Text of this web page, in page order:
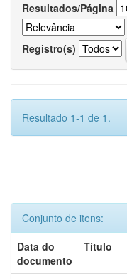
Resultados/Página
Registro(s)
Resultado 1-1 de 1.
Conjunto de itens:
Data do
documento
Título